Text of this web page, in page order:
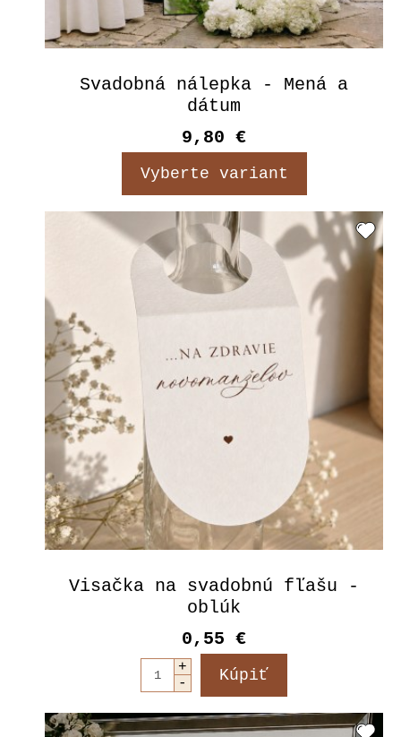
Svadobná nálepka - Mená a
dátum
9,80 €
Vyberte variant
Visačka na svadobnú fľašu -
oblúk
0,55 €